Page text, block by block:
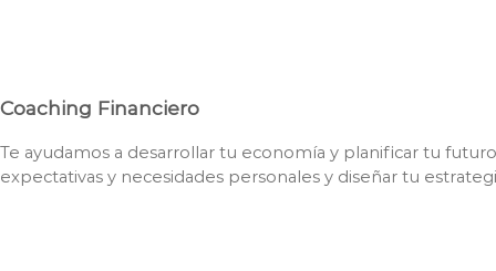
Coaching Financiero
Te ayudamos a desarrollar tu economía y planificar tu
expectativas y necesidades personales y diseñar tu